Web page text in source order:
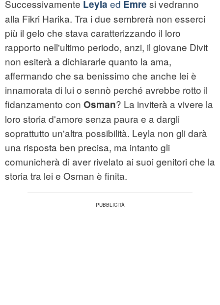
Successivamente Leyla ed Emre si vedranno
alla Fikri Harika. Tra i due sembrerà non esserci
più il gelo che stava caratterizzando il loro
rapporto nell'ultimo periodo, anzi, il giovane Divit
non esiterà a dichiararle quanto la ama,
affermando che sa benissimo che anche lei è
innamorata di lui o sennò perché avrebbe rotto il
fidanzamento con Osman? La inviterà a vivere la
loro storia d'amore senza paura e a dargli
soprattutto un'altra possibilità. Leyla non gli darà
una risposta ben precisa, ma intanto gli
comunicherà di aver rivelato ai suoi genitori che la
storia tra lei e Osman è finita.